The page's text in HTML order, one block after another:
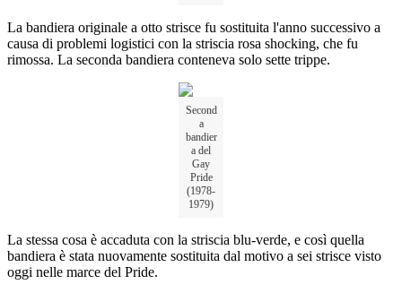
La bandiera originale a otto strisce fu sostituita l'anno successivo a
causa di problemi logistici con la striscia rosa shocking, che fu
rimossa. La seconda bandiera conteneva solo sette trippe.
Second
a
bandier
a del
Gay
Pride
(1978-
1979)
La stessa cosa è accaduta con la striscia blu-verde, e così quella
bandiera è stata nuovamente sostituita dal motivo a sei strisce visto
oggi nelle marce del Pride.